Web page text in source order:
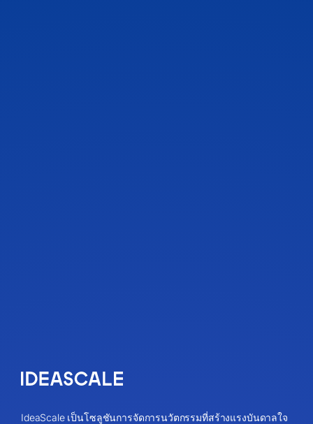
IdeaScale เป็นโซลูชันการจัดการนวัตกรรมที่สร้างแรงบันดาลใจ